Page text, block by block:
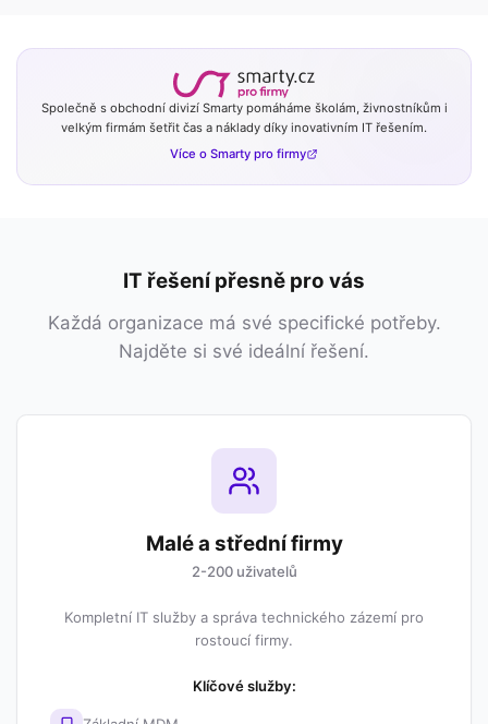
Společně s obchodní divizí Smarty pomáháme školám, živnostníkům i
velkým firmám šetřit čas a náklady díky inovativním IT řešením.
Více o Smarty pro firmy
IT řešení přesně pro vás
Každá organizace má své specifické potřeby.
Najděte si své ideální řešení.
Malé a střední firmy
2-200 uživatelů
Kompletní IT služby a správa technického zázemí pro
rostoucí firmy.
Klíčové služby: